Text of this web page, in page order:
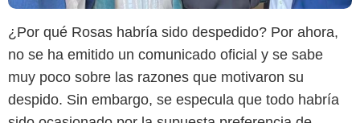
¿Por qué Rosas habría sido despedido? Por ahora,
no se ha emitido un comunicado oficial y se sabe
muy poco sobre las razones que motivaron su
despido. Sin embargo, se especula que todo habría